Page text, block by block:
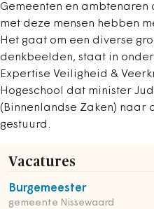
Gemeenten en ambtenaren
met deze mensen hebben
Het gaat om een diverse
denkbeelden, staat in
Expertise Veiligheid &
Hogeschool dat minister
(Binnenlandse Zaken) naar
gestuurd.
Vacatures
Burgemeester
gemeente Nissewaard